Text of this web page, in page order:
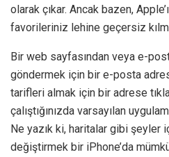
olarak çıkar. Ancak bazen,
favorileriniz lehine geçersiz
Bir web sayfasından veya e-
göndermek için bir e-posta
tarifleri almak için bir adrese
çalıştığınızda varsayılan
Ne yazık ki, haritalar gibi şeyler
değiştirmek bir iPhone’da